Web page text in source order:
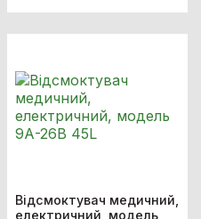
Відсмоктувач медичний,
електричний, модель